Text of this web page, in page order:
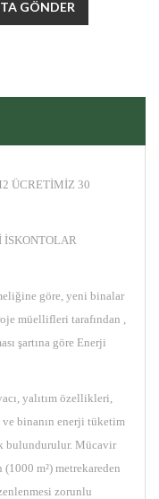
ÜCRETİMİZ 30
İSKONTOLAR
göre, yeni binalar
müellifleri tarafından ,
şartına göre Enerji
yalıtım özellikleri,
binanın enerji tüketim
bulundurulur. Mücavir
m²) metrekareden
zorunlu